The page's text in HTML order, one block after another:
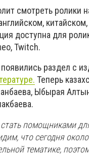
смотреть ролики
доступна для
Twitch.
раздел с
Теперь
Ыбырая
помощниками
что сегодня
тематике,